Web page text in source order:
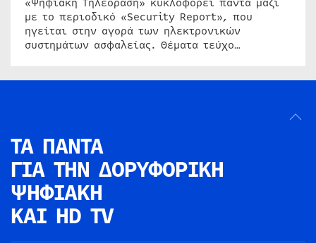
με το περιοδικό «Security Report», που
ηγείται στην αγορά των ηλεκτρονικών
συστημάτων ασφαλείας. Θέματα τεύχο…
ΤΑ ΠΑΝΤΑ
ΓΙΑ ΤΗΝ ΔΟΡΥΦΟΡΙΚΗ
ΨΗΦΙΑΚΗ
ΚΑΙ HD TV